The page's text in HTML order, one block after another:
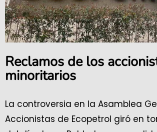
Reclamos de los
minoritarios
La controversia en la Asamblea
Accionistas de Ecopetrol giró en